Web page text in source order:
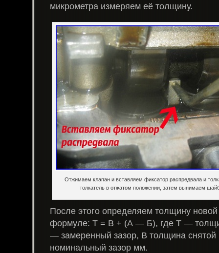
микрометра измеряем её толщину.
Отжимаем клапан и вставляем фиксатор распредвала и
толкатель в отжатом положении, затем вынимаем
После этого определяем толщину
формуле: Т = В + (А — Б), где Т —
— замеренный зазор, В толщина
номинальный зазор мм.